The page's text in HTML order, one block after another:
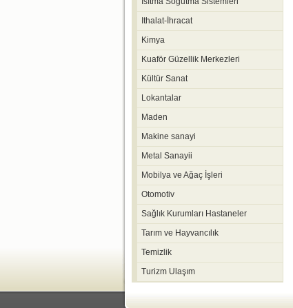
Ithalat-İhracat
Kimya
Kuaför Güzellik Merkezleri
Kültür Sanat
Lokantalar
Maden
Makine sanayi
Metal Sanayii
Mobilya ve Ağaç İşleri
Otomotiv
Sağlık Kurumları Hastaneler
Tarım ve Hayvancılık
Temizlik
Turizm Ulaşım